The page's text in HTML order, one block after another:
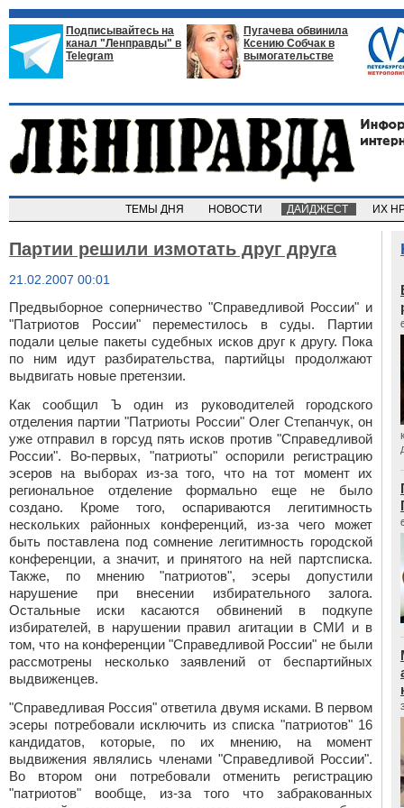
Подписывайтесь на
канал "Ленправды" в
Telegram
Пугачева обвинила
Ксению Собчак в
вымогательстве
ТЕМЫ ДНЯ НОВОСТИ ДАЙДЖЕСТ ИХ
Партии решили измотать друг друга
21.02.2007 00:01
Предвыборное соперничество "Справедливой России" и
"Патриотов России" переместилось в суды. Партии
подали целые пакеты судебных исков друг к другу. Пока
по ним идут разбирательства, партийцы продолжают
выдвигать новые претензии.
Как сообщил Ъ один из руководителей городского
отделения партии "Патриоты России" Олег Степанчук, он
уже отправил в горсуд пять исков против "Справедливой
России". Во-первых, "патриоты" оспорили регистрацию
эсеров на выборах из-за того, что на тот момент их
региональное отделение формально еще не было
создано. Кроме того, оспариваются легитимность
нескольких районных конференций, из-за чего может
быть поставлена под сомнение легитимность городской
конференции, а значит, и принятого на ней партсписка.
Также, по мнению "патриотов", эсеры допустили
нарушение при внесении избирательного залога.
Остальные иски касаются обвинений в подкупе
избирателей, в нарушении правил агитации в СМИ и в
том, что на конференции "Справедливой России" не были
рассмотрены несколько заявлений от беспартийных
выдвиженцев.
"Справедливая Россия" ответила двумя исками. В первом
эсеры потребовали исключить из списка "патриотов" 16
кандидатов, которые, по их мнению, на момент
выдвижения являлись членами "Справедливой России".
Во втором они потребовали отменить регистрацию
"патриотов" вообще, из-за того что забракованных